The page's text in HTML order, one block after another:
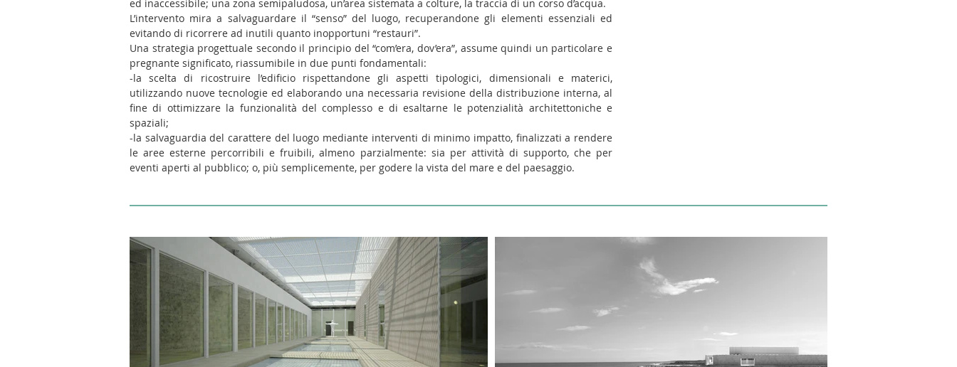
ed inaccessibile; una zona semipaludosa, un’area sistemata a colture, la traccia di un corso d’acqua.
L’intervento mira a salvaguardare il “senso” del luogo, recuperandone gli elementi essenziali ed
evitando di ricorrere ad inutili quanto inopportuni “restauri”.
Una strategia progettuale secondo il principio del “com’era, dov’era”, assume quindi un particolare e
pregnante significato, riassumibile in due punti fondamentali:
-la scelta di ricostruire l’edificio rispettandone gli aspetti tipologici, dimensionali e materici,
utilizzando nuove tecnologie ed elaborando una necessaria revisione della distribuzione interna, al
fine di ottimizzare la funzionalità del complesso e di esaltarne le potenzialità architettoniche e
spaziali;
-la salvaguardia del carattere del luogo mediante interventi di minimo impatto, finalizzati a rendere
le aree esterne percorribili e fruibili, almeno parzialmente: sia per attività di supporto, che per
eventi aperti al pubblico; o, più semplicemente, per godere la vista del mare e del paesaggio.